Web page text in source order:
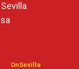
OnSevilla